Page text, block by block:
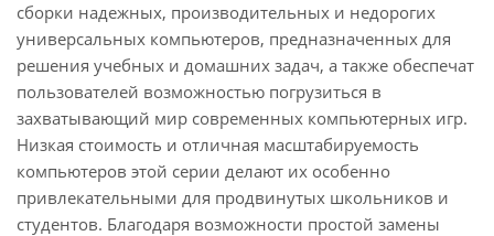
сборки надежных, производительных и недорогих
универсальных компьютеров, предназначенных для
решения учебных и домашних задач, а также обеспечат
пользователей возможностью погрузиться в
захватывающий мир современных компьютерных игр.
Низкая стоимость и отличная масштабируемость
компьютеров этой серии делают их особенно
привлекательными для продвинутых школьников и
студентов. Благодаря возможности простой замены